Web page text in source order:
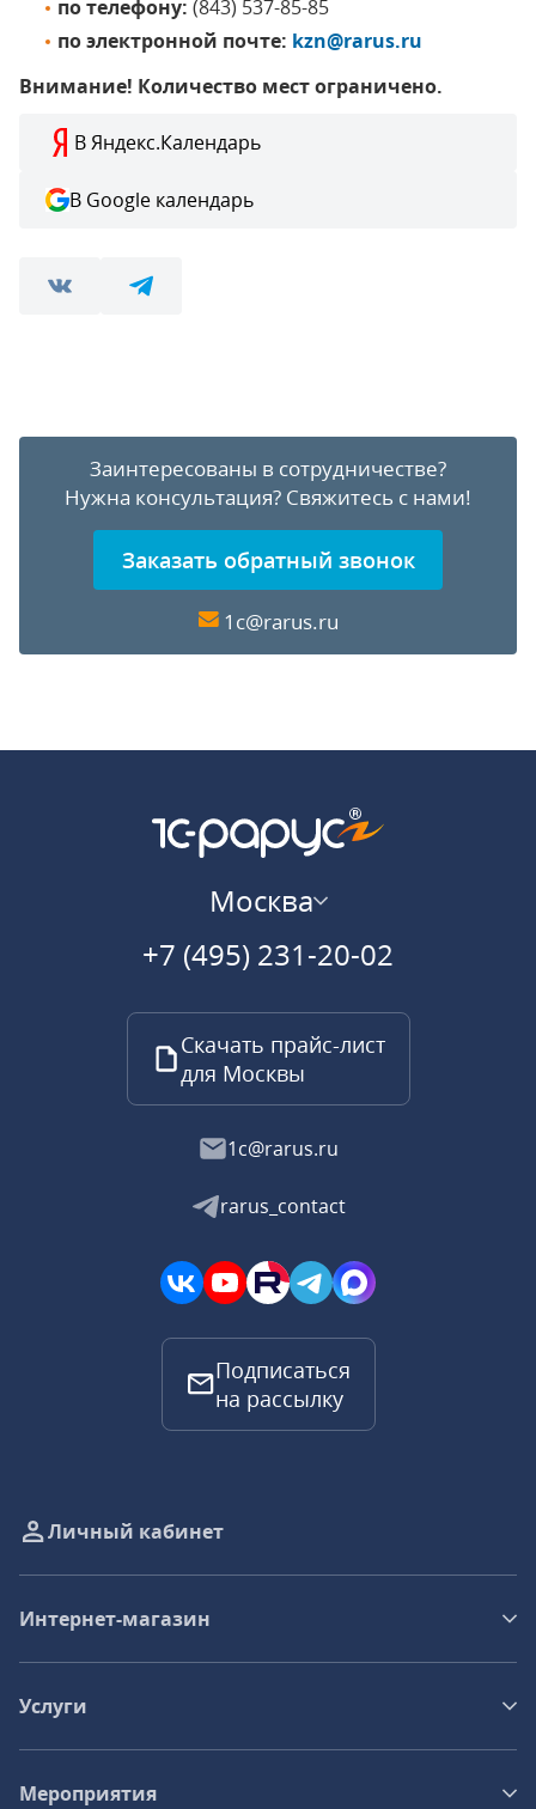
по телефону: (843) 537-85-85
по электронной почте: kzn@rarus.ru
Внимание! Количество мест ограничено.
В Яндекс.Календарь
В Google календарь
Заинтересованы в сотрудничестве?
Нужна консультация? Свяжитесь с нами!
Заказать обратный звонок
1c@rarus.ru
Москва
+7 (495) 231-20-02
Скачать прайс-лист
для Москвы
1c@rarus.ru
rarus_contact
Подписаться
на рассылку
Личный кабинет
Интернет-магазин
Услуги
Мероприятия